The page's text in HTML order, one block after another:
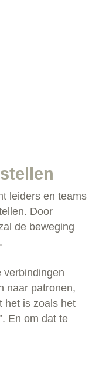
leiders en teams
Door
de beweging
verbindingen
naar patronen,
het is zoals het
En om dat te